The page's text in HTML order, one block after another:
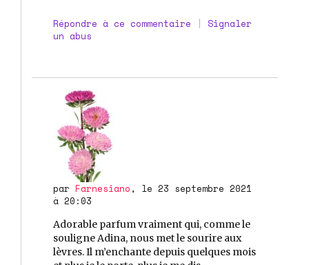
Répondre à ce commentaire | Signaler
un abus
par Farnesiano , le 23 septembre 2021
à 20:03
Adorable parfum vraiment qui, comme le
souligne Adina, nous met le sourire aux
lèvres. Il m’enchante depuis quelques mois